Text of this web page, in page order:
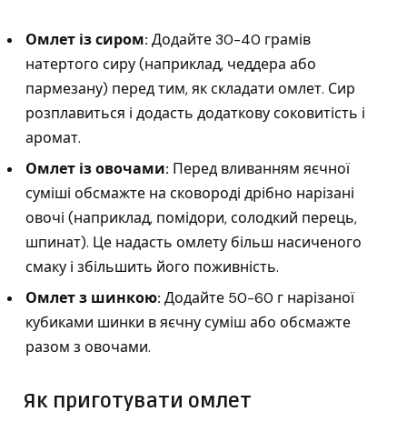
Омлет із сиром: Додайте 30-40 грамів
натертого сиру (наприклад, чеддера або
пармезану) перед тим, як складати омлет. Сир
розплавиться і додасть додаткову соковитість і
аромат.
Омлет із овочами: Перед вливанням яєчної
суміші обсмажте на сковороді дрібно нарізані
овочі (наприклад, помідори, солодкий перець,
шпинат). Це надасть омлету більш насиченого
смаку і збільшить його поживність.
Омлет з шинкою: Додайте 50-60 г нарізаної
кубиками шинки в яєчну суміш або обсмажте
разом з овочами.
Як приготувати омлет